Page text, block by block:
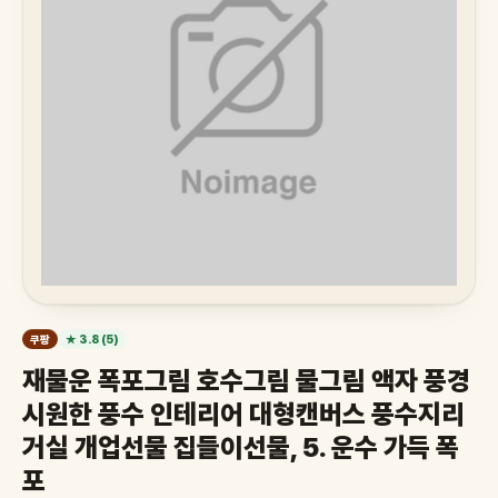
쿠팡 ★ 3.8 (5)
재물운 폭포그림 호수그림 물그림 액자 풍경
시원한 풍수 인테리어 대형캔버스 풍수지리
거실 개업선물 집들이선물, 5. 운수 가득 폭
포